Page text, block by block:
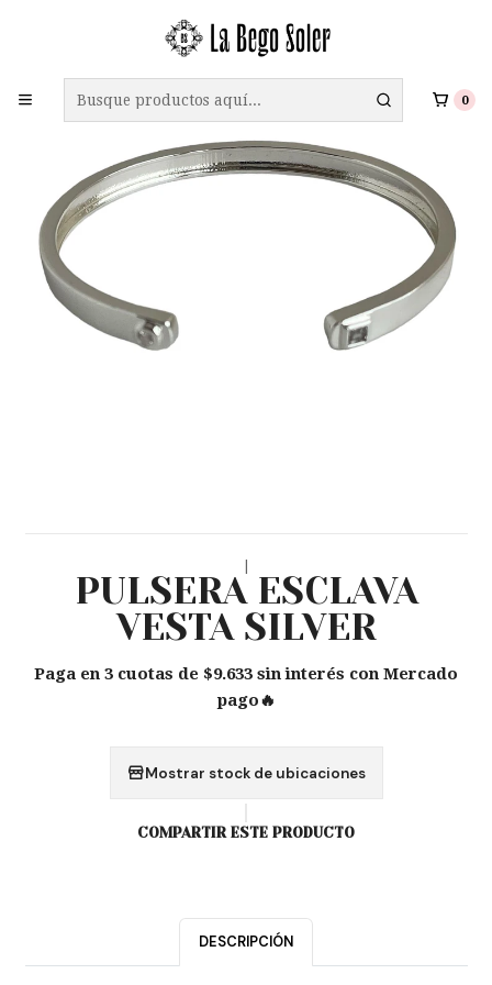
0
ENVÍO GRATIS A TODO CHILE EN COMPRAS SOBRE $69.990
|
PULSERA ESCLAVA
VESTA SILVER
Paga en 3 cuotas de $9.633 sin interés con Mercado
pago🔥
Mostrar stock de ubicaciones
COMPARTIR ESTE PRODUCTO
DESCRIPCIÓN